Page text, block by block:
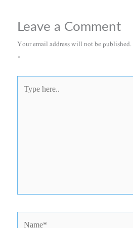
Leave a Comment
Your email address will not be published.
*
here..